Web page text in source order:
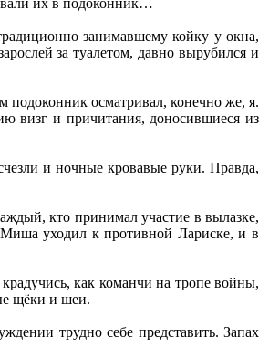
их в подоконник…
занимавшему койку у окна,
за туалетом, давно вырубился и
подоконник осматривал, конечно же, я.
визг и причитания, доносившиеся из
и ночные кровавые руки. Правда,
кто принимал участие в вылазке,
уходил к противной Лариске, и в
как команчи на тропе войны,
щёки и шеи.
трудно себе представить. Запах